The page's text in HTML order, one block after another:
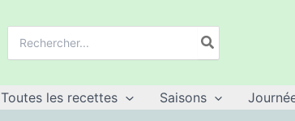
de
Toutes les recettes Saisons